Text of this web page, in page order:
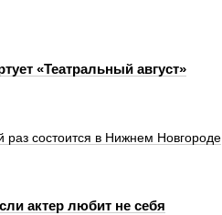
«Театральный август»
состоится в Нижнем Новгороде
актер любит не себя